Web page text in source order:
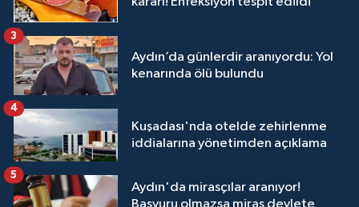
Aydın’da günlerdir aranıyordu: Yol
kenarında ölü bulundu
3
Kuşadası'nda otelde zehirlenme
iddialarına yönetimden açıklama
4
Aydın'da mirasçılar aranıyor!
5